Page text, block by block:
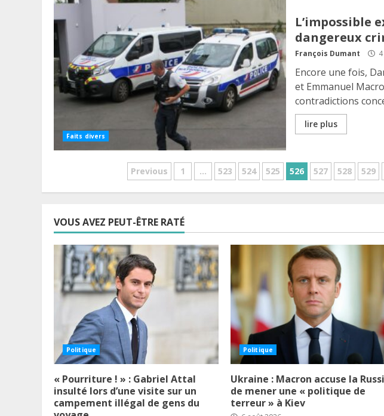
Faits divers
L’impossible
dangereux
François Dumant
Encore une fois,
et Emmanuel
contradictions
lire plus
Pagination
des
publications
Previous 1 … 523 524 525 526 527 528 529
VOUS AVEZ PEUT-ÊTRE RATÉ
Politique
« Pourriture ! » : Gabriel Attal
insulté lors d’une visite sur un
campement illégal de gens du
Politique
Ukraine : Macron accuse la
de mener une « politique de
terreur » à Kiev